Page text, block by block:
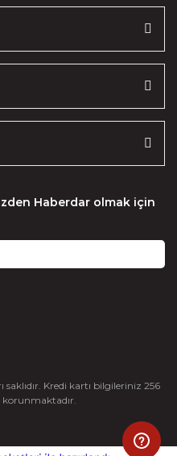
Haberdar olmak için
Kredi kartı bilgileriniz 256
korunmaktadır.